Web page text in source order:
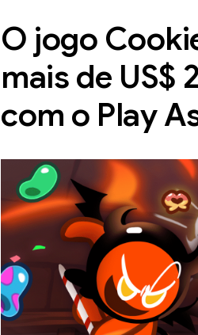
O jogo
mais de US$
com o Play